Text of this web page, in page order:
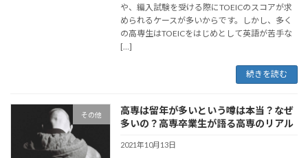
や、編入試験を受ける際にTOEICのスコアが求
められるケースが多いからです。しかし、多く
の高専生はTOEICをはじめとして英語が苦手な
[…]
続きを読む
その他
高専は留年が多いという噂は本当？なぜ
多いの？高専卒業生が語る高専のリアル
2021年10月13日